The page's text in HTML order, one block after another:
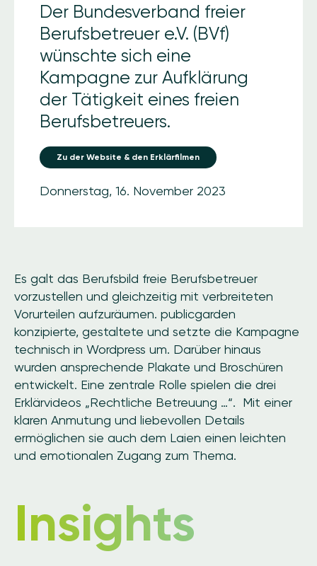
Der Bundesverband freier
Berufsbetreuer e.V. (BVf)
wünschte sich eine
Kampagne zur Aufklärung
der Tätigkeit eines freien
Berufsbetreuers.
Zu der Website & den Erklärfilmen
Donnerstag, 16. November 2023
Es galt das Berufsbild freie Berufsbetreuer
vorzustellen und gleichzeitig mit verbreiteten
Vorurteilen aufzuräumen. publicgarden
konzipierte, gestaltete und setzte die Kampagne
technisch in Wordpress um. Darüber hinaus
wurden ansprechende Plakate und Broschüren
entwickelt. Eine zentrale Rolle spielen die drei
Erklärvideos „Rechtliche Betreuung …“. Mit einer
klaren Anmutung und liebevollen Details
ermöglichen sie auch dem Laien einen leichten
und emotionalen Zugang zum Thema.
Insights